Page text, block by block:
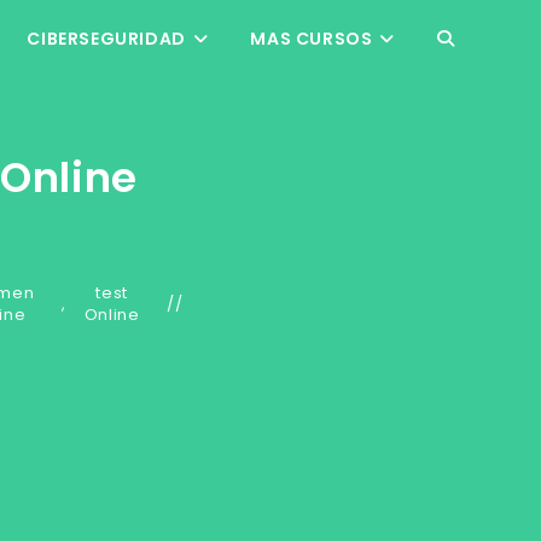
CIBERSEGURIDAD MAS CURSOS ALTERNAR
,
test
Online